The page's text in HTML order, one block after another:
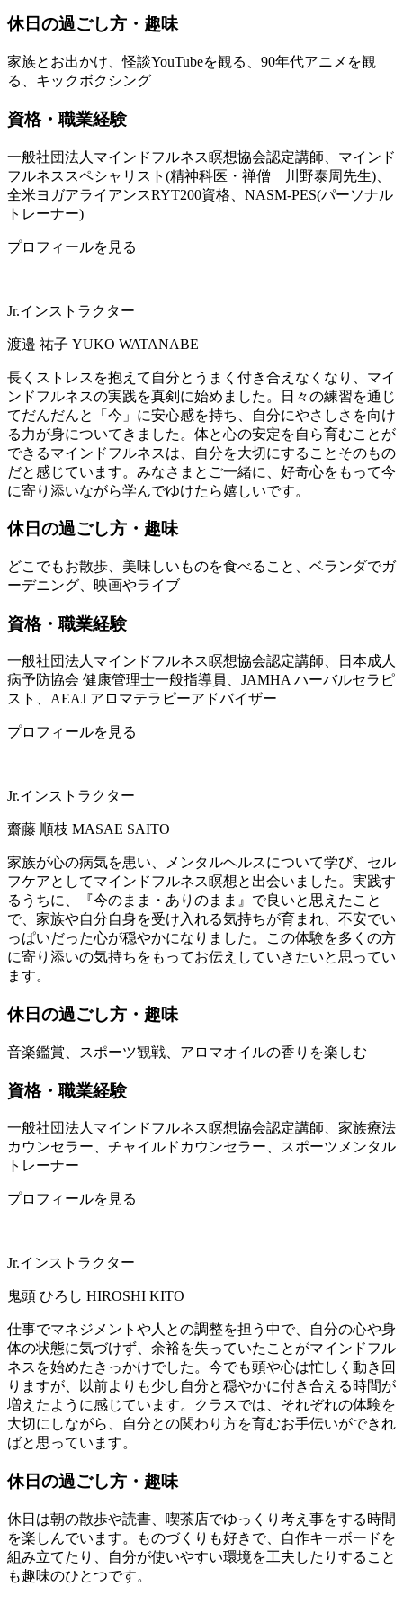
休日の過ごし方・趣味
家族とお出かけ、怪談YouTubeを観る、90年代アニメを観
る、キックボクシング
資格・職業経験
一般社団法人マインドフルネス瞑想協会認定講師、マインド
フルネススペシャリスト(精神科医・禅僧 川野泰周先生)、
全米ヨガアライアンスRYT200資格、NASM-PES(パーソナル
トレーナー)
プロフィールを見る
Jr.インストラクター
渡邉 祐子 YUKO WATANABE
長くストレスを抱えて自分とうまく付き合えなくなり、マイ
ンドフルネスの実践を真剣に始めました。日々の練習を通じ
てだんだんと「今」に安心感を持ち、自分にやさしさを向け
る力が身についてきました。体と心の安定を自ら育むことが
できるマインドフルネスは、自分を大切にすることそのもの
だと感じています。みなさまとご一緒に、好奇心をもって今
に寄り添いながら学んでゆけたら嬉しいです。
休日の過ごし方・趣味
どこでもお散歩、美味しいものを食べること、ベランダでガ
ーデニング、映画やライブ
資格・職業経験
一般社団法人マインドフルネス瞑想協会認定講師、日本成人
病予防協会 健康管理士一般指導員、JAMHA ハーバルセラピ
スト、AEAJ アロマテラピーアドバイザー
プロフィールを見る
Jr.インストラクター
齋藤 順枝 MASAE SAITO
家族が心の病気を患い、メンタルヘルスについて学び、セル
フケアとしてマインドフルネス瞑想と出会いました。実践す
るうちに、『今のまま・ありのまま』で良いと思えたこと
で、家族や自分自身を受け入れる気持ちが育まれ、不安でい
っぱいだった心が穏やかになりました。この体験を多くの方
に寄り添いの気持ちをもってお伝えしていきたいと思ってい
ます。
休日の過ごし方・趣味
音楽鑑賞、スポーツ観戦、アロマオイルの香りを楽しむ
資格・職業経験
一般社団法人マインドフルネス瞑想協会認定講師、家族療法
カウンセラー、チャイルドカウンセラー、スポーツメンタル
トレーナー
プロフィールを見る
Jr.インストラクター
鬼頭 ひろし HIROSHI KITO
仕事でマネジメントや人との調整を担う中で、自分の心や身
体の状態に気づけず、余裕を失っていたことがマインドフル
ネスを始めたきっかけでした。今でも頭や心は忙しく動き回
りますが、以前よりも少し自分と穏やかに付き合える時間が
増えたように感じています。クラスでは、それぞれの体験を
大切にしながら、自分との関わり方を育むお手伝いができれ
ばと思っています。
休日の過ごし方・趣味
休日は朝の散歩や読書、喫茶店でゆっくり考え事をする時間
を楽しんでいます。ものづくりも好きで、自作キーボードを
組み立てたり、自分が使いやすい環境を工夫したりすること
も趣味のひとつです。